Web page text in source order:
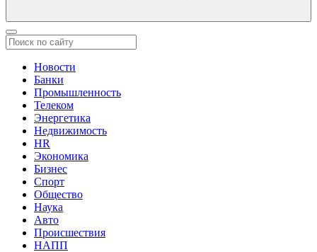
Новости
Банки
Промышленность
Телеком
Энергетика
Недвижимость
HR
Экономика
Бизнес
Спорт
Общество
Наука
Авто
Происшествия
НАПП